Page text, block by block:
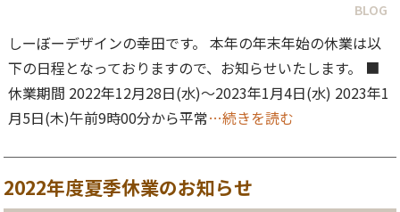
BLOG
しーぼーデザインの幸田です。 本年の年末年始の休業は以
下の日程となっておりますので、お知らせいたします。 ■
休業期間 2022年12月28日(水)〜2023年1月4日(水) 2023年1
月5日(木)午前9時00分から平常…続きを読む
2022年度夏季休業のお知らせ